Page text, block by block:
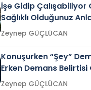
İşe Gidip Çalışabiliyor
Sağlıklı Olduğunuz
Gelir mi?Zeynep GÜÇLÜCAN
Konuşurken “Şey”
Erken Demans Belirtisi
mi?
Zeynep GÜÇLÜCAN